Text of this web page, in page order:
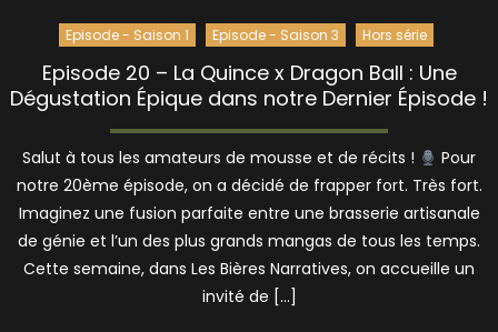
Episode - Saison 1 Episode - Saison 3 Hors série
Episode 20 – La Quince x Dragon Ball : Une
Dégustation Épique dans notre Dernier Épisode !
Salut à tous les amateurs de mousse et de récits !
Pour
notre 20ème épisode, on a décidé de frapper fort. Très fort.
Imaginez une fusion parfaite entre une brasserie artisanale
de génie et l’un des plus grands mangas de tous les temps.
Cette semaine, dans Les Bières Narratives, on accueille un
invité de […]